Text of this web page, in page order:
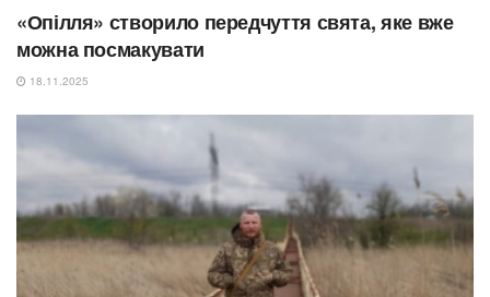
«Опілля» створило передчуття свята, яке вже
можна посмакувати
18.11.2025